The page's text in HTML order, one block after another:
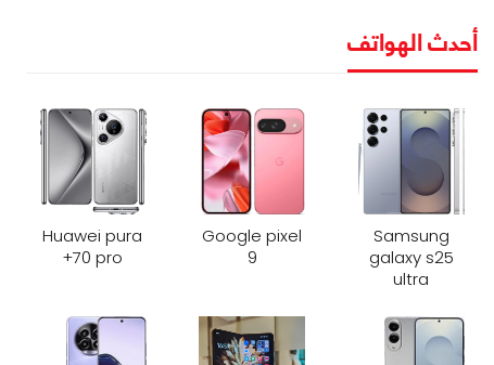
أحدث الهواتف
Samsung
galaxy s25
ultra
Google pixel
9
Huawei pura
70 pro+